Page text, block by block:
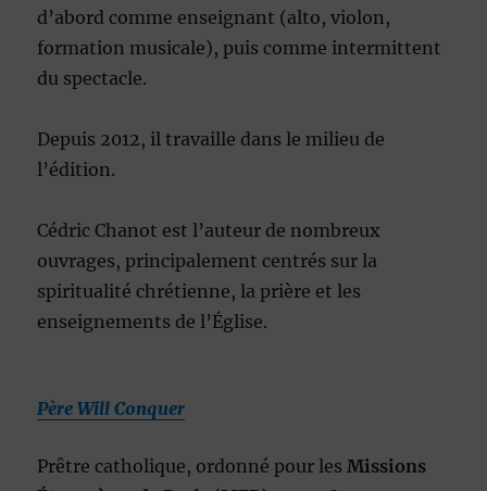
d’abord comme enseignant (alto, violon,
formation musicale), puis comme intermittent
du spectacle.
Depuis 2012, il travaille dans le milieu de
l’édition.
Cédric Chanot est l’auteur de nombreux
ouvrages, principalement centrés sur la
spiritualité chrétienne, la prière et les
enseignements de l’Église.
Père Will Conquer
Prêtre catholique, ordonné pour lesMissions